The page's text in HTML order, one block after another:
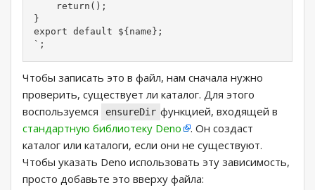
}
export default ${name};
`;
Чтобы записать это в файл, нам сначала нужно
проверить, существует ли каталог. Для этого
воспользуемся
ensureDir функцией, входящей в
стандартную библиотеку Deno
. Он создаст
каталог или каталоги, если они не существуют.
Чтобы указать Deno использовать эту зависимость,
просто добавьте это вверху файла: